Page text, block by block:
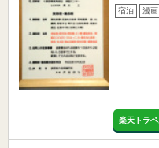
宿泊 漫画
楽天トラ